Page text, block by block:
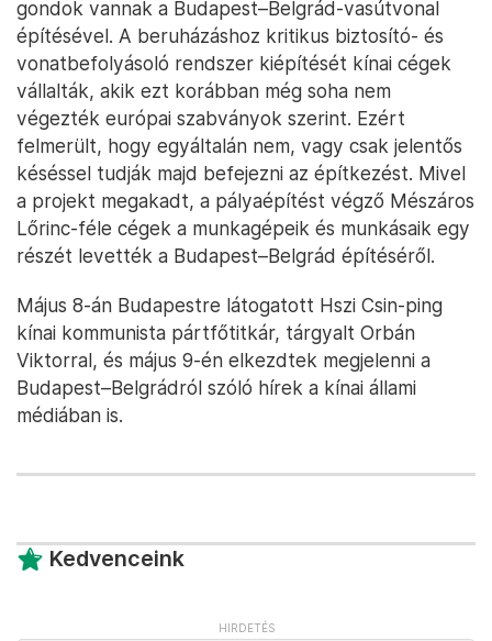
gondok vannak a Budapest–Belgrád-vasútvonal
építésével. A beruházáshoz kritikus biztosító- és
vonatbefolyásoló rendszer kiépítését kínai cégek
vállalták, akik ezt korábban még soha nem
végezték európai szabványok szerint. Ezért
felmerült, hogy egyáltalán nem, vagy csak jelentős
késéssel tudják majd befejezni az építkezést. Mivel
a projekt megakadt, a pályaépítést végző Mészáros
Lőrinc-féle cégek a munkagépeik és munkásaik egy
részét levették a Budapest–Belgrád építéséről.
Május 8-án Budapestre látogatott Hszi Csin-ping
kínai kommunista pártfőtitkár, tárgyalt Orbán
Viktorral, és május 9-én elkezdtek megjelenni a
Budapest–Belgrádról szóló hírek a kínai állami
médiában is.
Kedvenceink